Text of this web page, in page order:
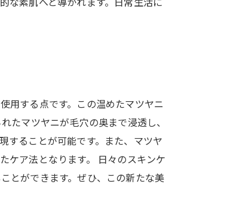
用する点です。この温めたマツヤニ
たマツヤニが毛穴の奥まで浸透し、
することが可能です。また、マツヤ
ケア法となります。 日々のスキンケ
とができます。ぜひ、この新たな美